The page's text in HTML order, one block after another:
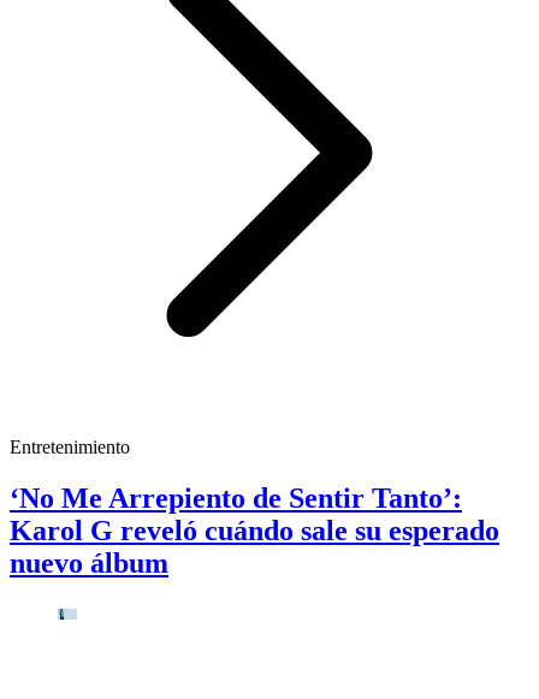
Entretenimiento
‘No Me Arrepiento de Sentir Tanto’:
Karol G reveló cuándo sale su esperado
nuevo álbum